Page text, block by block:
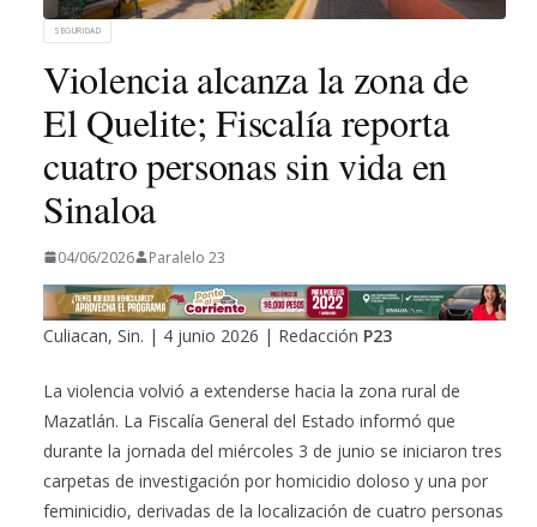
SEGURIDAD
Violencia alcanza la zona de
El Quelite; Fiscalía reporta
cuatro personas sin vida en
Sinaloa
04/06/2026 Paralelo 23
Culiacan, Sin. | 4 junio 2026 | Redacción P23
La violencia volvió a extenderse hacia la zona rural de
Mazatlán. La Fiscalía General del Estado informó que
durante la jornada del miércoles 3 de junio se iniciaron tres
carpetas de investigación por homicidio doloso y una por
feminicidio, derivadas de la localización de cuatro personas